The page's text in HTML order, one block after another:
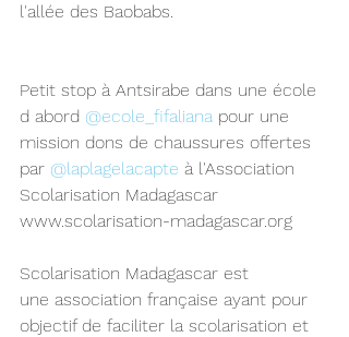
l'allée des Baobabs.
Petit stop à Antsirabe dans une école
d abord @ecole_fifaliana pour une
mission dons de chaussures offertes
par @laplagelacapte à l'Association
Scolarisation Madagascar
www.scolarisation-madagascar.org
Scolarisation Madagascar est
une association française ayant pour
objectif de faciliter la scolarisation et